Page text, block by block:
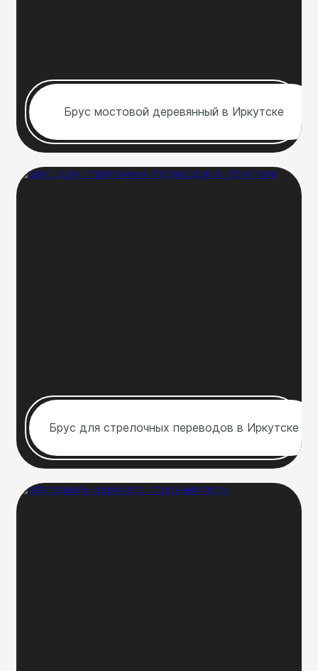
Брус мостовой деревянный в Иркутске
Брус для стрелочных переводов в Иркутске